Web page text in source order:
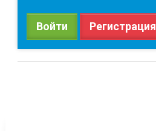
Войти Регистрация